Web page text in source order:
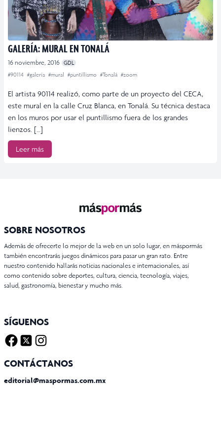
GALERÍA: MURAL EN TONALÁ
16 noviembre, 2016 GDL
#90114 #galería #mural #puntillismo #Tonalá #zoom
El artista 90114 realizó, como parte de un proyecto del CECA,
este mural en la calle Cruz Blanca, en Tonalá. Su técnica destaca
en los muros por usar el puntillismo fuera de los grandes
lienzos. […]
Leer más
SOBRE NOSOTROS
Además de ofrecerte lo mejor de la web en un solo lugar, en máspormás
también encontrarás juegos dinámicos para pasar un gran rato. Entre
nuestro contenido hallarás noticias nacionales e internacionales, así
como contenido sobre deportes, cultura, ciencia, tecnología, viajes,
salud, gastronomía, bienestar y mucho más.
SÍGUENOS
CONTÁCTANOS
editorial@maspormas.com.mx